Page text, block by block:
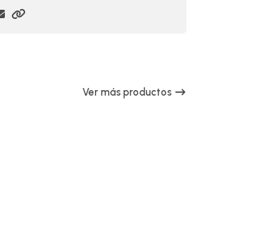
Ver más productos